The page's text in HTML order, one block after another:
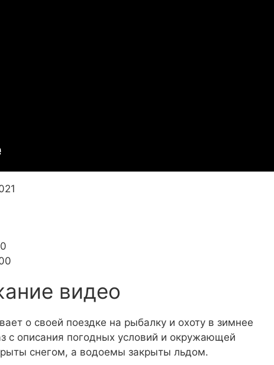
видео
о своей поездке на рыбалку и охоту в зимнее
с описания погодных условий и окружающей
снегом, а водоемы закрыты льдом.